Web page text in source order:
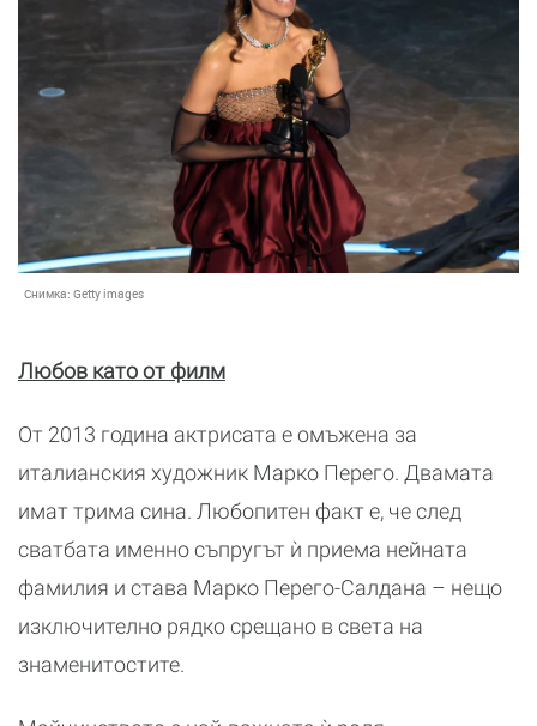
Снимка: Getty images
Любов като от филм
От 2013 година актрисата е омъжена за
италианския художник Марко Перего. Двамата
имат трима сина. Любопитен факт е, че след
сватбата именно съпругът ѝ приема нейната
фамилия и става Марко Перего-Салдана – нещо
изключително рядко срещано в света на
знаменитостите.